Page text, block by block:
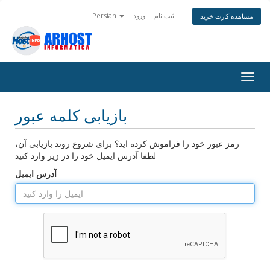
Persian ورود ثبت نام مشاهده کارت خرید
تغییر
بازیابی کلمه عبور
رمز عبور خود را فراموش کرده اید؟ برای شروع روند بازیابی آن،
لطفا آدرس ایمیل خود را در زیر وارد کنید
آدرس ایمیل